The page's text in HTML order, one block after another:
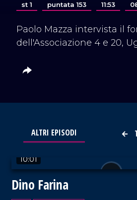
st 1 puntata 153 11:53
Paolo Mazza intervista il
dell'Associazione 4 e 20,
ALTRI EPISODI
10:01
Dino Farina